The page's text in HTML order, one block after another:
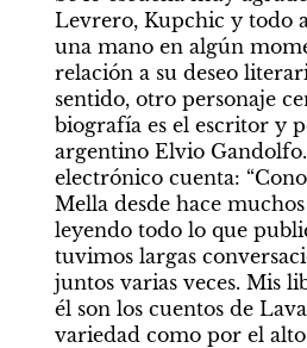
Levrero, Kupchic y todo
una mano en algún
relación a su deseo
sentido, otro personaje
biografía es el escritor y
argentino Elvio
electrónico cuenta:
Mella desde hace
leyendo todo lo que
tuvimos largas
juntos varias veces. Mis
él son los cuentos de
variedad como por el